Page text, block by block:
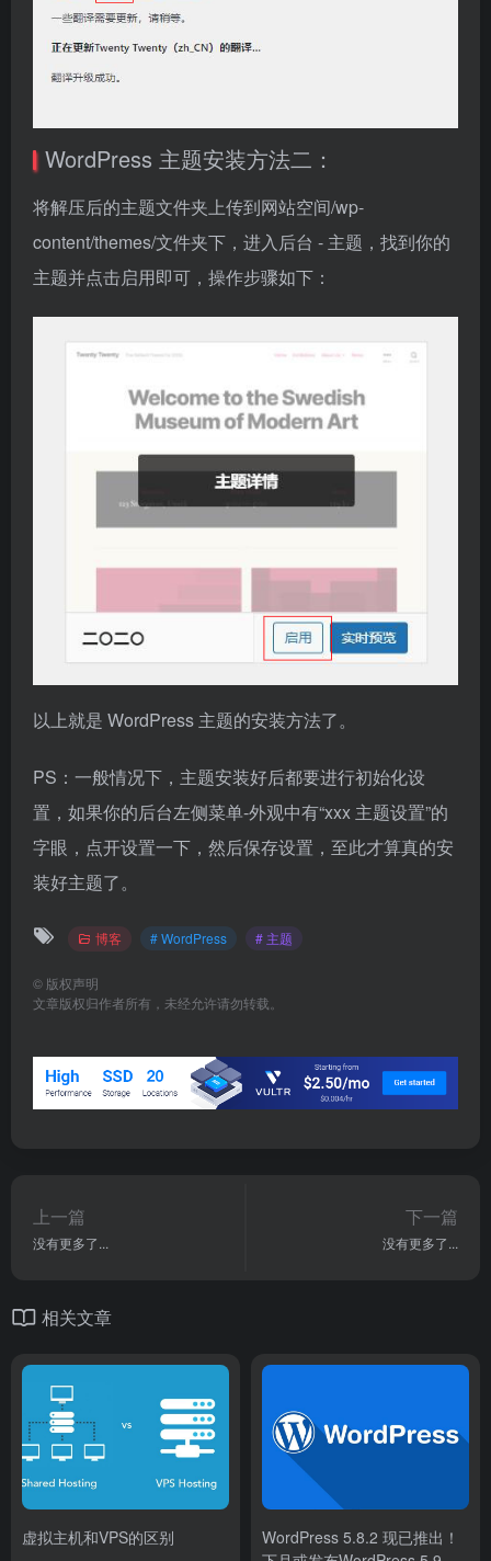
WordPress 主题安装方法二：
将解压后的主题文件夹上传到网站空间/wp-
content/themes/文件夹下，进入后台 - 主题，找到你的
主题并点击启用即可，操作步骤如下：
以上就是 WordPress 主题的安装方法了。
PS：一般情况下，主题安装好后都要进行初始化设
置，如果你的后台左侧菜单-外观中有“xxx 主题设置”的
字眼，点开设置一下，然后保存设置，至此才算真的安
装好主题了。
博客 # WordPress # 主题
© 版权声明
文章版权归作者所有，未经允许请勿转载。
上一篇
没有更多了...
下一篇
没有更多了...
相关文章
虚拟主机和VPS的区别
WordPress 5.8.2 现已推出！